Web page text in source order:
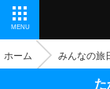
MENU
ホーム みんなの旅